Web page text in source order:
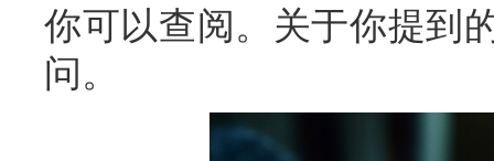
你可以查阅。关于你提到
问。